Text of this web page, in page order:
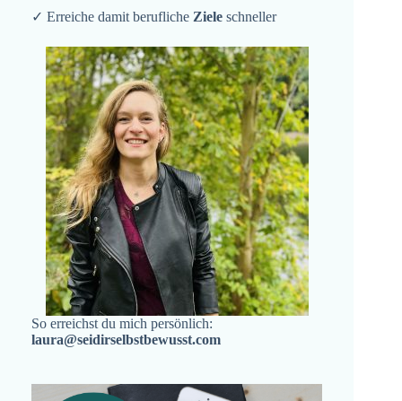
✓ Erreiche damit berufliche Ziele schneller
So erreichst du mich persönlich:
laura@seidirselbstbewusst.com